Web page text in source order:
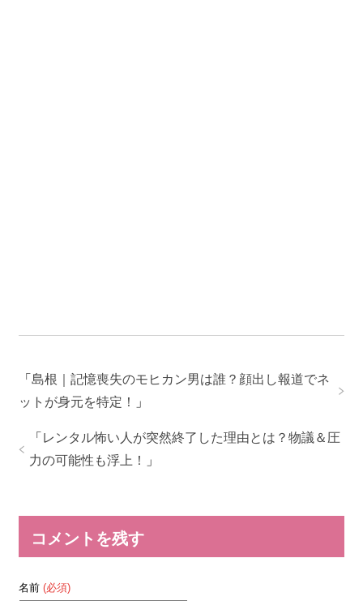
「 島根｜記憶喪失のモヒカン男は誰？顔出し報道でネ
ットが身元を特定！
」
「 レンタル怖い人が突然終了した理由とは？物議＆圧
力の可能性も浮上！
」
コメントを残す
名前 (必須)